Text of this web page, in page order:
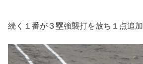
続く１番が３塁強襲打を放ち１点追加